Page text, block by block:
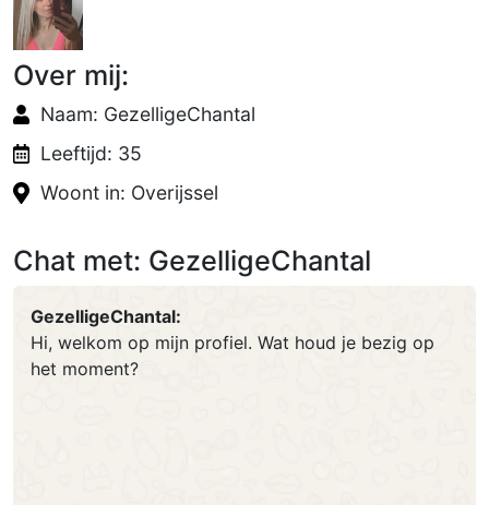
Over mij:
Naam: GezelligeChantal
Leeftijd: 35
Woont in: Overijssel
Chat met: GezelligeChantal
GezelligeChantal:
Hi, welkom op mijn profiel. Wat houd je bezig op
het moment?